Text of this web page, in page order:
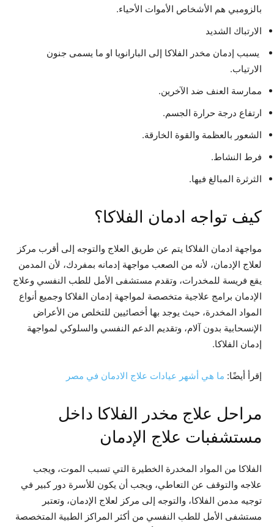
بالزومبي هم الأشخاص الأموات الأحياء.
الارتباك الشديد
يسبب إدمان مخدر الفلاكا إلى البارانويا او ما يسمى جنون
الارتياب.
ممارسة العنف ضد الآخرين.
ارتفاع درجة حرارة الجسم.
الشعور بالعظمة والقوة الخارقة.
فرط النشاط.
الثرثرة المبالغ فيها.
كيف تواجه ادمان الفلاكا؟
مواجهة ادمان الفلاكا يتم عن طريق العلاج والتوجه إلى أقرب مركز
لعلاج الإدمان، لأنه من الصعب مواجهة إدمانه بمفردك، لأن المدمن
يقع فريسة للمخدرات، وتقدم مستشفى الأمل للطب النفسي وعلاج
الإدمان برامج علاجية متخصصة لمواجهة إدمان الفلاكا وجميع أنواع
المواد المخدرة، حيث يوجد بها أخصائيين للتخلص من الأعراض
الإنسحابية بدون آلام، وتقديم الدعم النفسي والسلوكي لمواجهة
إدمان الفلاكا.
إقرأ أيضًا: ما هي أشهر عيادات علاج الادمان في مصر
مراحل علاج مخدر الفلاكا داخل
مستشفبات علاج الإدمان
الفلاكا من المواد المخدرة الخطيرة التي تسبب الموت، ويجب
علاجه والتوقف عن التعاطي، ويجب أن يكون للأسرة دور كبير في
توجيه مدمن الفلاكا، والتوجه إلى مركز لعلاج الإدمان، وتعتبر
مستشفى الأمل للطب النفسي من أكثر المراكز الطبية المتخصصة